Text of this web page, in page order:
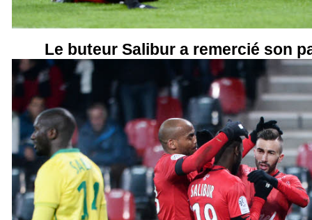
Le buteur Salibur a remercié son